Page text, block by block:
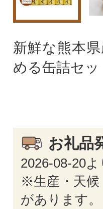
新鮮な熊本
める缶詰セ
お礼品
2026-08-20
※生産・天候
があります